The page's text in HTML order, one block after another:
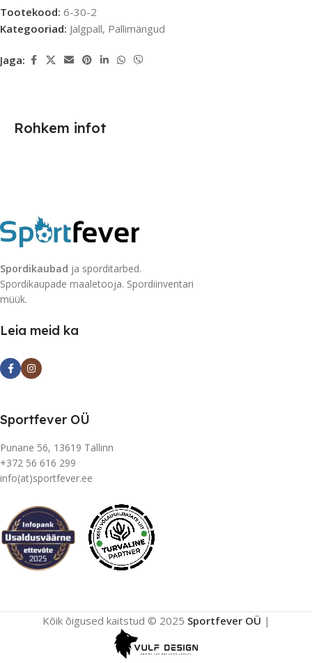
Tootekood: 6-30-2
Kategooriad: Jalgpall, Pallimängud
Jaga:
Rohkem infot
Spordikaubad ja sporditarbed.
Spordikaupade maaletooja. Spordiinventari
müük.
Leia meid ka
Sportfever OÜ
Punane 56, 13619 Tallinn
+372 56 616 299
info(at)sportfever.ee
Kõik õigused kaitstud © 2025 Sportfever OÜ |